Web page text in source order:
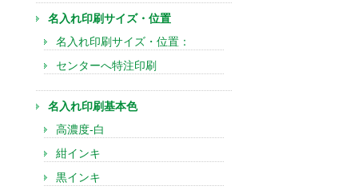
名入れ印刷サイズ・位置
名入れ印刷サイズ・位置：
センターへ特注印刷
名入れ印刷基本色
高濃度-白
紺インキ
黒インキ